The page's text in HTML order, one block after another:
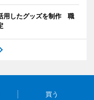
用したグッズを制作 職
買う